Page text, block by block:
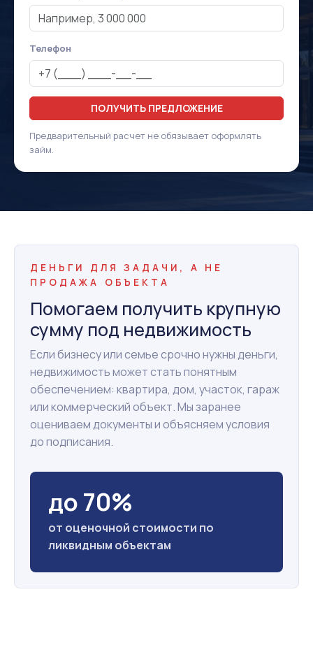
Телефон
ПОЛУЧИТЬ ПРЕДЛОЖЕНИЕ
Предварительный расчет не обязывает оформлять
займ.
ДЕНЬГИ ДЛЯ ЗАДАЧИ, А НЕ
ПРОДАЖА ОБЪЕКТА
Помогаем получить крупную
сумму под недвижимость
Если бизнесу или семье срочно нужны деньги,
недвижимость может стать понятным
обеспечением: квартира, дом, участок, гараж
или коммерческий объект. Мы заранее
оцениваем документы и объясняем условия
до подписания.
до 70%
от оценочной стоимости по
ликвидным объектам